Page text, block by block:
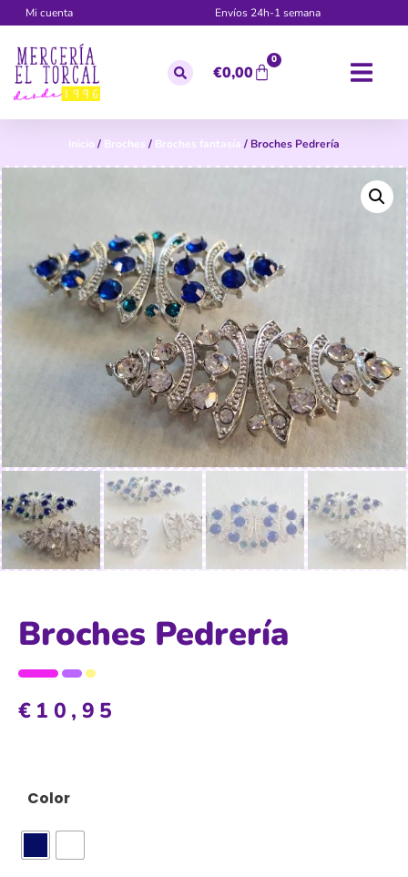
Mi cuenta Envíos 24h-1 semana
€0,00
0
Inicio / Broches / Broches fantasía / Broches Pedrería
Broches Pedrería
€ 10,95
Color